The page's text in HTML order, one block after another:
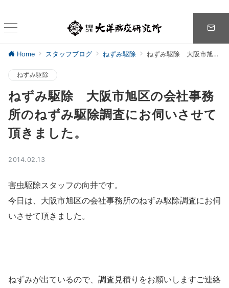
Home スタッフブログ ねずみ駆除 ねずみ駆除 大阪市旭区の会社事務所のねずみ駆除調査にお伺いさせて頂きました。
ねずみ駆除
ねずみ駆除 大阪市旭区の会社事務
所のねずみ駆除調査にお伺いさせて
頂きました。
2014.02.13
害虫駆除スタッフの向井です。
今日は、大阪市旭区の会社事務所のねずみ駆除調査にお伺
いさせて頂きました。
ねずみが出ているので、調査見積りをお願いしますご連絡